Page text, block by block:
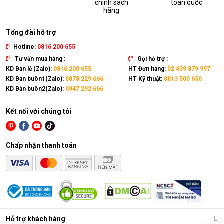
thiết bị. Sản phẩm có kích thước gọn nhẹ, kết hợp cùng bánh
xe và tay cầm nên có thể dễ dàng di chuyển tới mọi vị trí trong
Điều hòa di động là gì?
Các chức năng chính của máy bao gồm: Làm lạnh, quạt gió,
chính sách
hãng
toàn quốc
Tổng đài hỗ trợ
Hotline: 0816 200 655
Tư vấn mua hàng :
KD Bán lẻ (Zalo): 0816 200 655
KD Bán buôn1(Zalo): 0878 229 666
KD Bán buôn2(Zalo): 0947 292 666
Gọi hỗ trợ :
HT Đơn hàng: 02 439 879 997
HT Kỹ thuật: 0813 500 650
Hỗ trợ khách hàng
Kết nối với chúng tôi
Chấp nhận thanh toán